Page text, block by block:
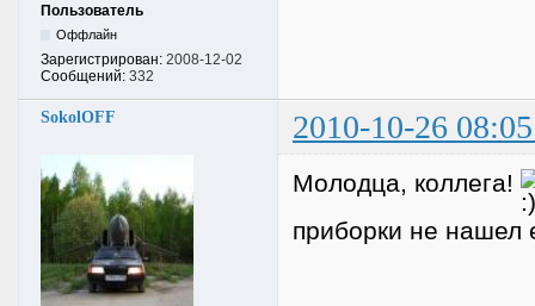
Пользователь
Оффлайн
Зарегистрирован: 2008-12-02
Сообщений: 332
SokolOFF 2010-10-26
Молодца, коллега!
приборки не нашел